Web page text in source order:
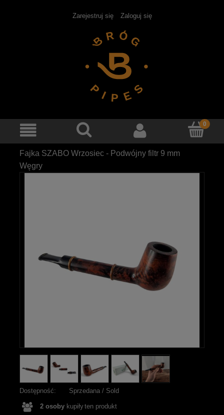
Zarejestruj się Zaloguj się
Fajka SZABO Wrzosiec - Podwójny filtr 9 mm
Węgry
Dostępność: Sprzedana / Sold
2 osoby kupiłyten produkt